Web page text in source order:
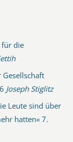
für die
Gesellschaft
Joseph Stiglitz
Leute sind über
hatten« 7.